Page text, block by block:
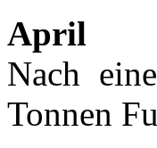
April
Nach
Tonnen